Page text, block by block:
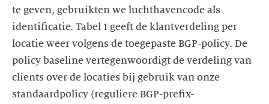
te geven, gebruikten we luchthavencode als
identificatie. Tabel 1 geeft de klantverdeling per
locatie weer volgens de toegepaste BGP-policy. De
policy baseline vertegenwoordigt de verdeling van
clients over de locaties bij gebruik van onze
standaardpolicy (reguliere BGP-prefix-